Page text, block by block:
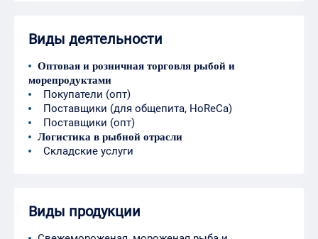
Виды деятельности
Оптовая и розничная торговля рыбой и
морепродуктами
Покупатели (опт)
Поставщики (для общепита, HoReCa)
Поставщики (опт)
Логистика в рыбной отрасли
Складские услуги
Виды продукции